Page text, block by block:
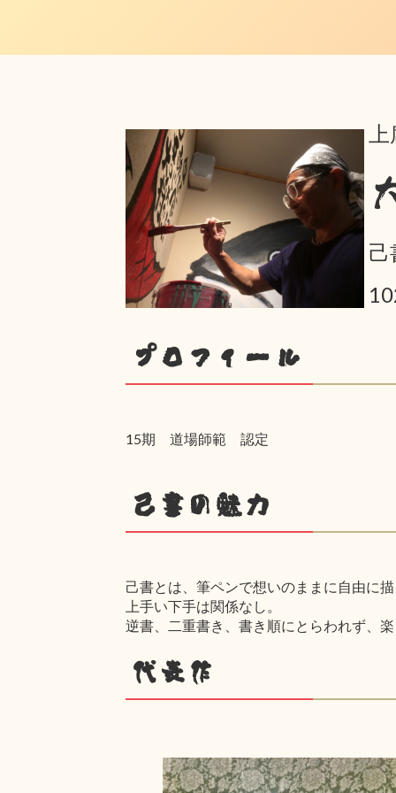
己
プロフィール
15期 道場師範 認定
己書の魅力
己書とは、筆ペンで想いのままに自由に
上手い下手は関係なし。
逆書、二重書き、書き順にとらわれず、
代表作